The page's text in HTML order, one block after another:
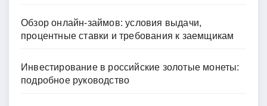
Обзор онлайн-займов: условия выдачи,
процентные ставки и требования к заемщикам
Инвестирование в российские золотые монеты:
подробное руководство